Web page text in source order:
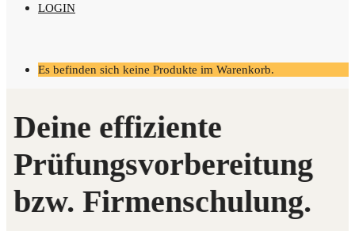
LOGIN
Es befinden sich keine Produkte im Warenkorb.